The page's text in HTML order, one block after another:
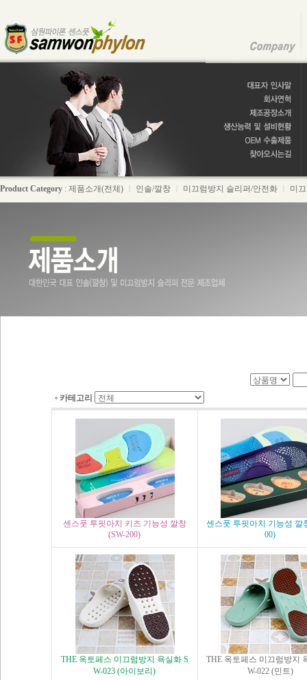
Product Category : 제품소개(전체) 인솔/깔창 미끄럼방지 슬리퍼/안전화 미
카테고리
센스풋 투핏아치 키즈 기능성 깔창
(SW-200)
센스풋 투핏아치 기능성 깔
00)
THE 옥토페스 미끄럼방지 욕실화 S
W-023 (아이보리)
THE 옥토페스 미끄럼방지
W-022 (민트)